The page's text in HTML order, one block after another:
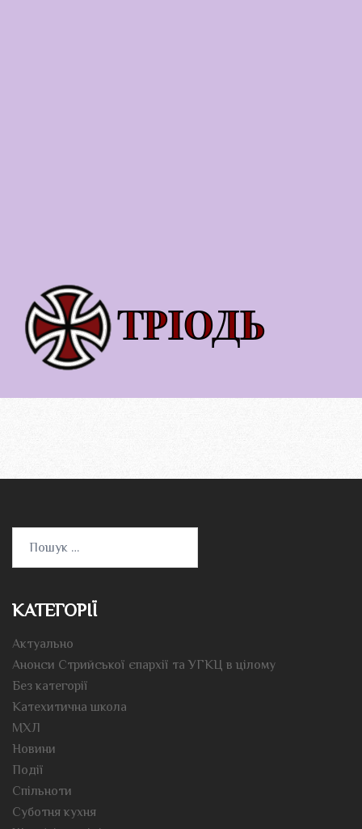
КАТЕГОРІЇ
Актуально
Анонси Стрийської єпархії та УГКЦ в цілому
Без категорії
Катехитична школа
МХЛ
Новини
Події
Спільноти
Суботня кухня